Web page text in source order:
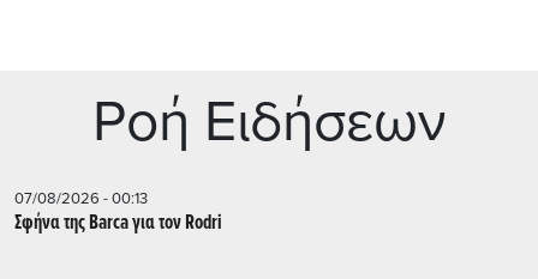
Ρoή Ειδήσεων
07/08/2026 - 00:13
Σφήνα της Barca για τον Rodri